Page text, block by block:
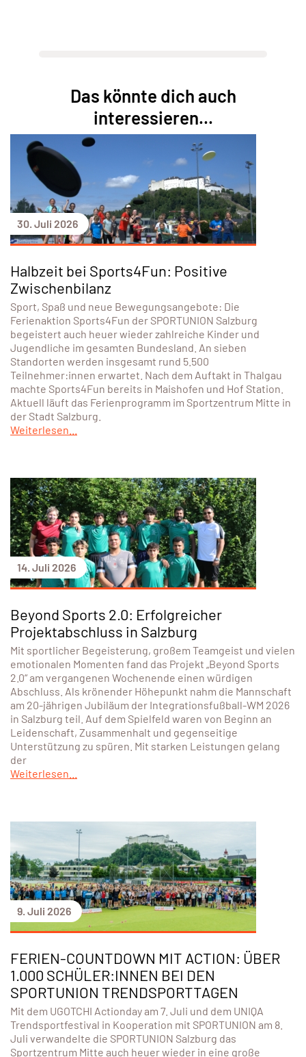
Das könnte dich auch
interessieren...
30. Juli 2026
Halbzeit bei Sports4Fun: Positive
Zwischenbilanz
Sport, Spaß und neue Bewegungsangebote: Die
Ferienaktion Sports4Fun der SPORTUNION Salzburg
begeistert auch heuer wieder zahlreiche Kinder und
Jugendliche im gesamten Bundesland. An sieben
Standorten werden insgesamt rund 5.500
Teilnehmer:innen erwartet. Nach dem Auftakt in Thalgau
machte Sports4Fun bereits in Maishofen und Hof Station.
Aktuell läuft das Ferienprogramm im Sportzentrum Mitte in
der Stadt Salzburg.
Weiterlesen...
14. Juli 2026
Beyond Sports 2.0: Erfolgreicher
Projektabschluss in Salzburg
Mit sportlicher Begeisterung, großem Teamgeist und vielen
emotionalen Momenten fand das Projekt „Beyond Sports
2.0“ am vergangenen Wochenende einen würdigen
Abschluss. Als krönender Höhepunkt nahm die Mannschaft
am 20-jährigen Jubiläum der Integrationsfußball-WM 2026
in Salzburg teil. Auf dem Spielfeld waren von Beginn an
Leidenschaft, Zusammenhalt und gegenseitige
Unterstützung zu spüren. Mit starken Leistungen gelang
der
Weiterlesen...
9. Juli 2026
FERIEN-COUNTDOWN MIT ACTION: ÜBER
1.000 SCHÜLER:INNEN BEI DEN
SPORTUNION TRENDSPORTTAGEN
Mit dem UGOTCHI Actionday am 7. Juli und dem UNIQA
Trendsportfestival in Kooperation mit SPORTUNION am 8.
Juli verwandelte die SPORTUNION Salzburg das
Sportzentrum Mitte auch heuer wieder in eine große